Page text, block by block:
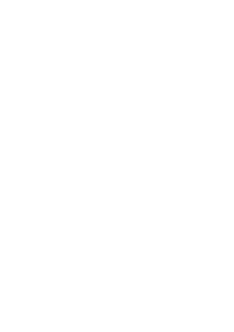
があります。
以上離してご利